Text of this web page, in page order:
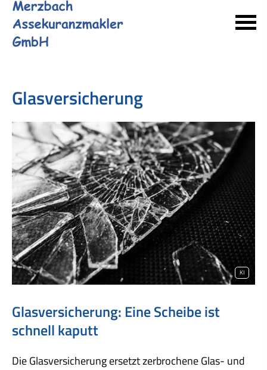
Glasversicherung
KI
Glasversicherung: Eine Scheibe ist
schnell kaputt
Die Glasversicherung ersetzt zerbrochene Glas- und